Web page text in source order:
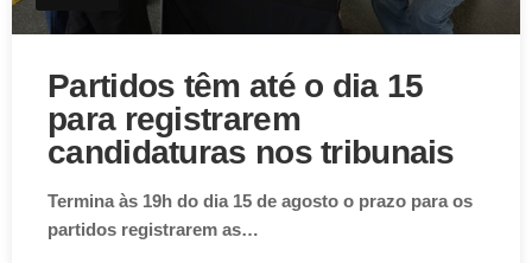
Partidos têm até o dia 15
para registrarem
candidaturas nos tribunais
Termina às 19h do dia 15 de agosto o prazo para os
partidos registrarem as…